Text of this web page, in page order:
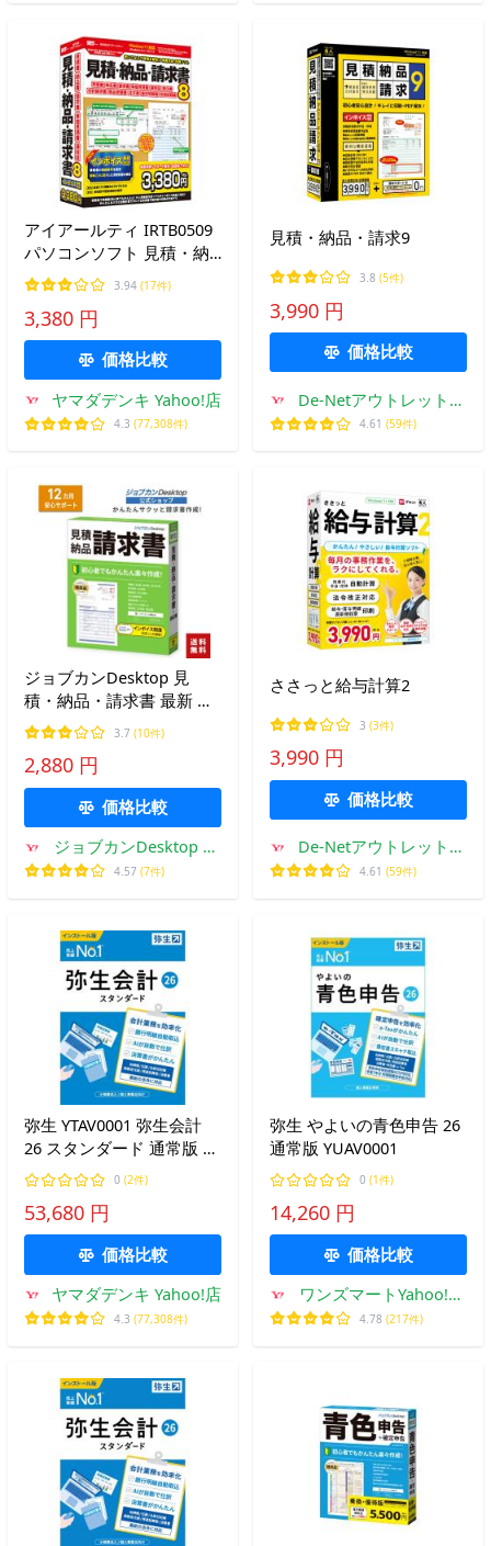
アイアールティ IRTB0509
パソコンソフト 見積・納
品・請求書8
3.94 (17件)
3,380 円
価格比較
ヤマダデンキ Yahoo!店
4.3 (77,308件)
見積・納品・請求9
3.8 (5件)
3,990 円
価格比較
De-Netアウトレットス
トア
4.61 (59件)
ジョブカンDesktop 見
積・納品・請求書 最新 ≪
インボイス・電帳法に完全
対応≫ 建築 建設 ひとり親
方 工務店 サービス 卸売
小売 見積書 納品書 領収書
3.7 (10件)
2,880 円
価格比較
ジョブカンDesktop ヤ
フー店
4.57 (7件)
ささっと給与計算2
3 (3件)
3,990 円
価格比較
De-Netアウトレットス
トア
4.61 (59件)
弥生 YTAV0001 弥生会計
26 スタンダード 通常版 イ
ンボイス制度・電子帳簿保
存法対応 Windows対応
0 (2件)
53,680 円
価格比較
ヤマダデンキ Yahoo!店
4.3 (77,308件)
弥生 やよいの青色申告 26
通常版 YUAV0001
0 (1件)
14,260 円
価格比較
ワンズマートYahoo!シ
ョッピング店
4.78 (217件)